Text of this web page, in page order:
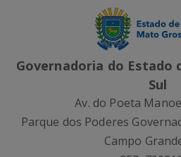
Governadoria do Estado
Sul
Av. do Poeta
Parque dos Poderes
Campo